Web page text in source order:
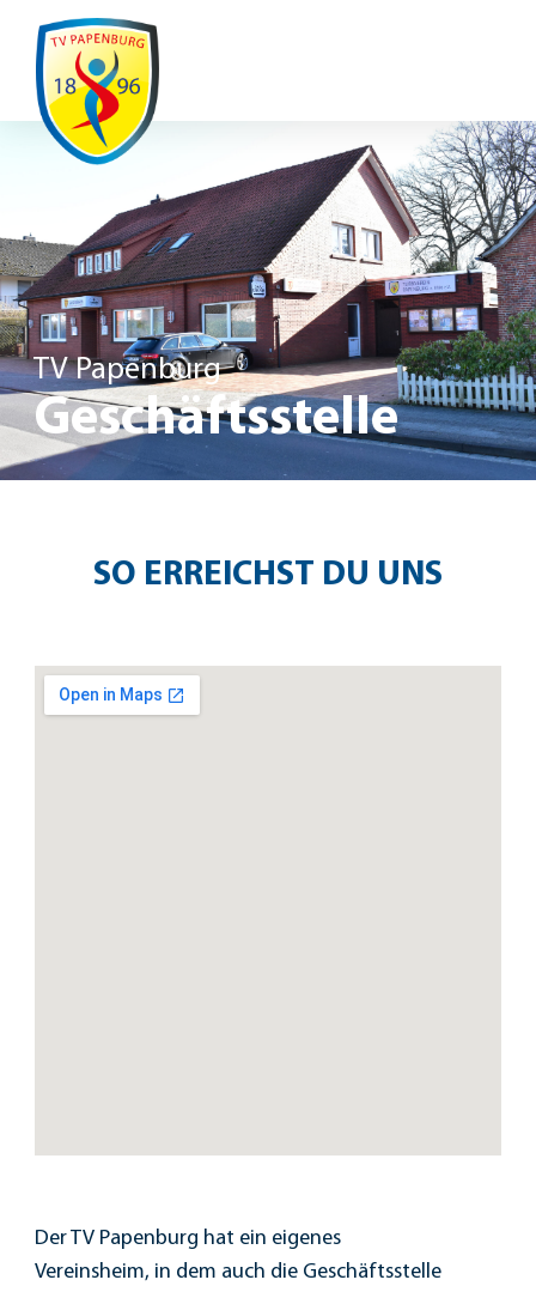
Ausfälle / Änderungen
TV Papenburg
Geschäftsstelle
SO ERREICHST DU UNS
Der TV Papenburg hat ein eigenes
Vereinsheim, in dem auch die Geschäftsstelle